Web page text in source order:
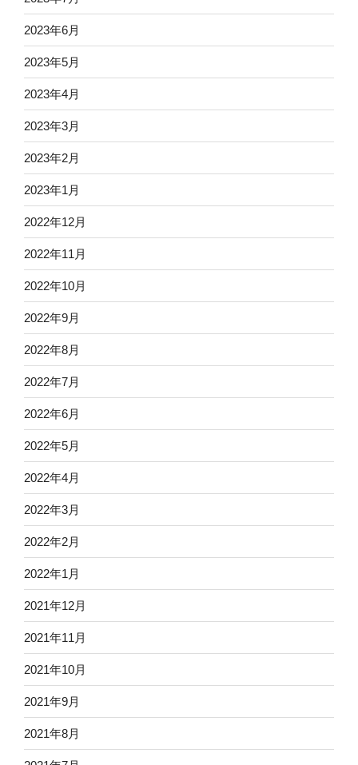
2023年6月
2023年5月
2023年4月
2023年3月
2023年2月
2023年1月
2022年12月
2022年11月
2022年10月
2022年9月
2022年8月
2022年7月
2022年6月
2022年5月
2022年4月
2022年3月
2022年2月
2022年1月
2021年12月
2021年11月
2021年10月
2021年9月
2021年8月